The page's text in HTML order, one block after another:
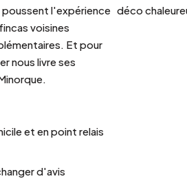
poussent l'expérience
voisines
Et pour
nous livre ses
déco
et en point relais
d'avis